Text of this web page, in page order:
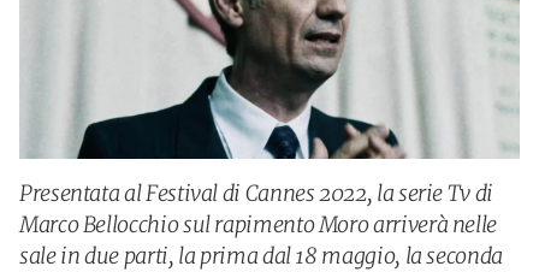
Presentata al Festival di Cannes 2022, la serie Tv di
Marco Bellocchio sul rapimento Moro arriverà nelle
sale in due parti, la prima dal 18 maggio, la seconda